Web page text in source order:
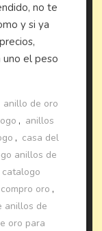
no te
y si ya
el peso
anillo de oro
, anillos
, casa del
anillos de
catalogo
oro ,
anillos de
oro para